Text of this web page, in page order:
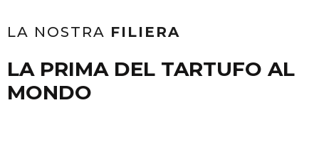
LA NOSTRA FILIERA
LA PRIMA DEL TARTUFO AL
MONDO